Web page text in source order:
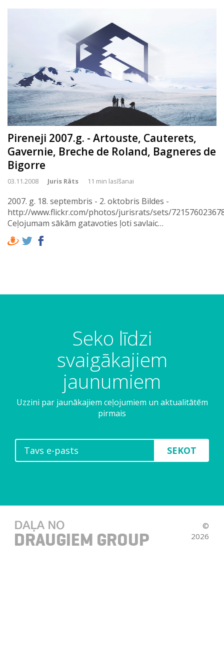
Pireneji 2007.g. - Artouste, Cauterets,
Gavernie, Breche de Roland, Bagneres de
Bigorre
03.11.2008 Juris Rāts 11 min lasīšanai
2007. g. 18. septembris - 2. oktobris Bildes -
http://www.flickr.com/photos/jurisrats/sets/
Ceļojumam sākām gatavoties ļoti savlaic…
Seko līdzi
svaigākajiem
jaunumiem
Uzzini par jaunākajiem ceļojumiem un aktualitātēm
pirmais
SEKOT
©
2026